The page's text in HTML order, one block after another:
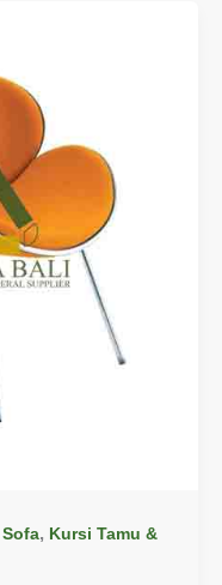
, Kursi Tamu &